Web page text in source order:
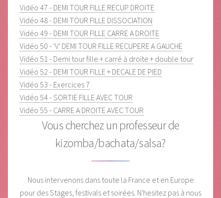
Vidéo 47 - DEMI TOUR FILLE RECUP DROITE
Vidéo 48 - DEMI TOUR FILLE DISSOCIATION
Vidéo 49 - DEMI TOUR FILLE CARRE A DROITE
Vidéo 50 - 'V' DEMI TOUR FILLE RECUPERE A GAUCHE
Vidéo 51 - Demi tour fille + carré à droite + double tour
Vidéo 52 - DEMI TOUR FILLE + DECALE DE PIED
Vidéo 53 - Exercices 7
Vidéo 54 - SORTIE FILLE AVEC TOUR
Vidéo 55 - CARRE A DROITE AVEC TOUR
Vous cherchez un professeur de
kizomba/bachata/salsa?
Nous intervenons dans toute la France et en Europe
pour des Stages, festivals et soirées. N'hesitez pas à nous